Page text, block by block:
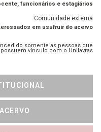
funcionários e estagiários
Comunidade externa
em usufruir do acervo
somente as pessoas que
possuem vínculo com o Unilavras